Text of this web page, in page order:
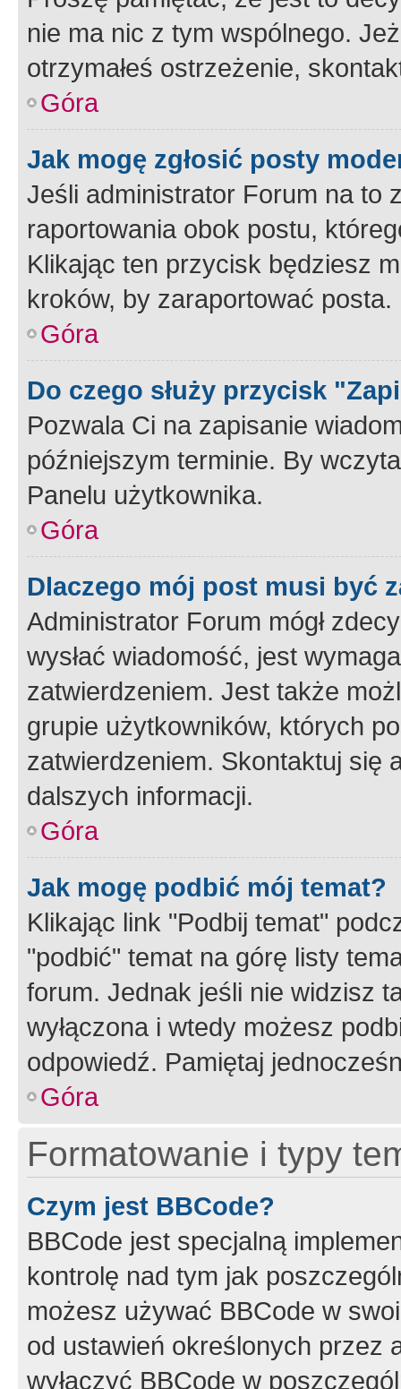
nie ma nic z tym wspólnego.
otrzymałeś ostrzeżenie,
Góra
Jak mogę zgłosić posty
Jeśli administrator Forum na to
raportowania obok postu,
Klikając ten przycisk będziesz
kroków, by zaraportować posta.
Góra
Do czego służy przycisk
Pozwala Ci na zapisanie
późniejszym terminie. By
Panelu użytkownika.
Góra
Dlaczego mój post musi być
Administrator Forum mógł
wysłać wiadomość, jest
zatwierdzeniem. Jest także
grupie użytkowników, których
zatwierdzeniem. Skontaktuj się
dalszych informacji.
Góra
Jak mogę podbić mój temat?
Klikając link "Podbij temat"
"podbić" temat na górę listy
forum. Jednak jeśli nie widzisz
wyłączona i wtedy możesz
odpowiedź. Pamiętaj
Góra
Formatowanie i typy
Czym jest BBCode?
BBCode jest specjalną
kontrolę nad tym jak
możesz używać BBCode w
od ustawień określonych przez
wyłączyć BBCode w